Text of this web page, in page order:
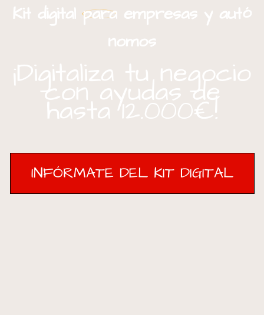
Kit digital para empresas y autó
nomos
¡Digitaliza tu negocio
con ayudas de
hasta 12.000€!
INFÓRMATE DEL KIT DIGITAL
INFÓRMATE DEL KIT DIGITAL